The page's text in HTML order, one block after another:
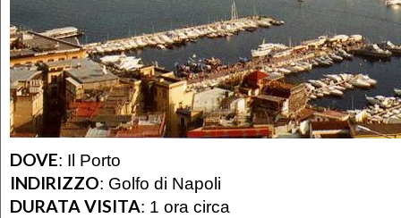
DOVE: Il Porto
INDIRIZZO: Golfo di Napoli
DURATA VISITA: 1 ora circa